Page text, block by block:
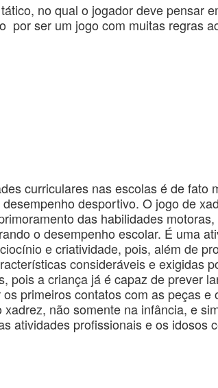
no qual o jogador deve pensar
por ser um jogo com muitas regras
curriculares nas escolas é de
desportivo. O jogo de
das habilidades
o desempenho escolar. É uma
e criatividade, pois, além de
consideráveis e exigidas
pois a criança já é capaz de prever
primeiros contatos com as peças
não somente na infância, e
atividades profissionais e os